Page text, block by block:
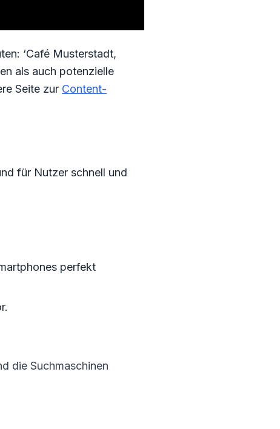
‘Café Musterstadt,
als auch potenzielle
Seite zur Content-
für Nutzer schnell und
perfekt
die Suchmaschinen